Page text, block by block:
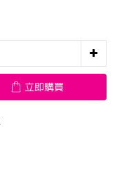
立即購買